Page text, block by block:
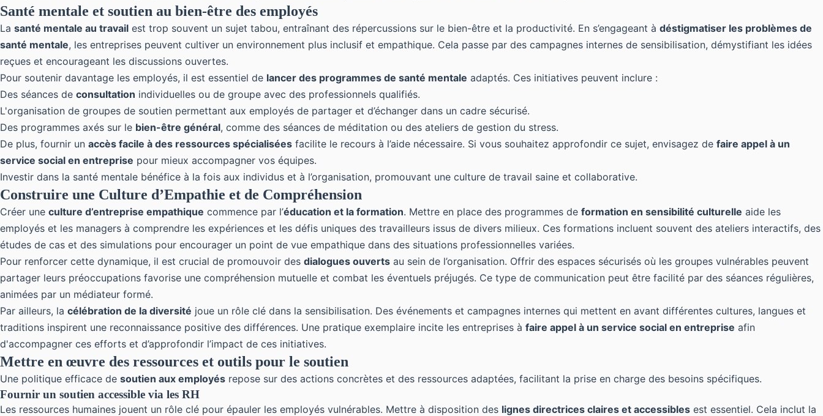
Santé mentale et soutien au bien-être des employés
La santé mentale au travail est trop souvent un sujet tabou, entraînant des répercussions sur le bien-être et la productivité. En s’engageant à déstigmatiser les problèmes de
santé mentale, les entreprises peuvent cultiver un environnement plus inclusif et empathique. Cela passe par des campagnes internes de sensibilisation, démystifiant les idées
reçues et encourageant les discussions ouvertes.
Pour soutenir davantage les employés, il est essentiel de lancer des programmes de santé mentale adaptés. Ces initiatives peuvent inclure :
Des séances de consultation individuelles ou de groupe avec des professionnels qualifiés.
L'organisation de groupes de soutien permettant aux employés de partager et d’échanger dans un cadre sécurisé.
Des programmes axés sur le bien-être général, comme des séances de méditation ou des ateliers de gestion du stress.
De plus, fournir un accès facile à des ressources spécialisées facilite le recours à l’aide nécessaire. Si vous souhaitez approfondir ce sujet, envisagez de faire appel à un
service social en entreprise pour mieux accompagner vos équipes.
Investir dans la santé mentale bénéfice à la fois aux individus et à l’organisation, promouvant une culture de travail saine et collaborative.
Construire une Culture d’Empathie et de Compréhension
Créer une culture d’entreprise empathique commence par l’éducation et la formation. Mettre en place des programmes de formation en sensibilité culturelle aide les
employés et les managers à comprendre les expériences et les défis uniques des travailleurs issus de divers milieux. Ces formations incluent souvent des ateliers interactifs, des
études de cas et des simulations pour encourager un point de vue empathique dans des situations professionnelles variées.
Pour renforcer cette dynamique, il est crucial de promouvoir des dialogues ouverts au sein de l’organisation. Offrir des espaces sécurisés où les groupes vulnérables peuvent
partager leurs préoccupations favorise une compréhension mutuelle et combat les éventuels préjugés. Ce type de communication peut être facilité par des séances régulières,
animées par un médiateur formé.
Par ailleurs, la célébration de la diversité joue un rôle clé dans la sensibilisation. Des événements et campagnes internes qui mettent en avant différentes cultures, langues et
traditions inspirent une reconnaissance positive des différences. Une pratique exemplaire incite les entreprises à faire appel à un service social en entreprise afin
d'accompagner ces efforts et d’approfondir l’impact de ces initiatives.
Mettre en œuvre des ressources et outils pour le soutien
Une politique efficace de soutien aux employés repose sur des actions concrètes et des ressources adaptées, facilitant la prise en charge des besoins spécifiques.
Fournir un soutien accessible via les RH
Les ressources humaines jouent un rôle clé pour épauler les employés vulnérables. Mettre à disposition des lignes directrices claires et accessibles est essentiel. Cela inclut la